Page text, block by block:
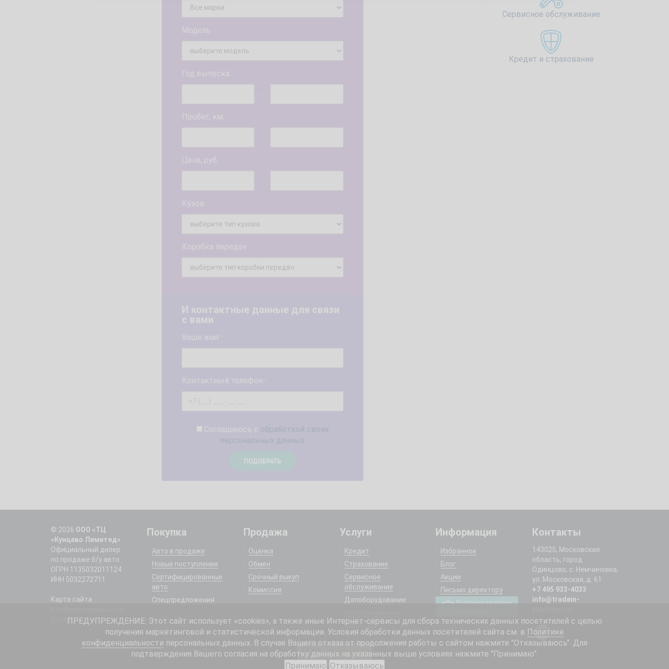
Сервисное обслуживание
Кредит и страхование
Модель
Год выпуска
...
Пробег, км.
...
Цена, руб.
...
Кузов
Коробка передач
И контактные данные для связи
с вами
Ваше имя
Контактный телефон
Соглашаюсь с обработкой своих
персональных данных
© 2026 ООО «ТЦ
«Кунцево Лимитед»
Официальный дилер
по продаже б/у авто
ОГРН 1135032011124
ИНН 5032272711
Карта сайта
Cookie
Покупка
Авто в продаже
Новые поступления
Сертифицированные
авто
Спецпредложения
Продажа
Оценка
Обмен
Срочный выкуп
Комиссия
Услуги
Кредит
Страхование
Сервисное
обслуживание
Допоборудование
клиентам
Информация
Избранное
Блог
Акции
Письмо директору
Подписка на новые
Контакты
143025, Московская
область, город
Одинцово, с. Немчиновка,
ул. Московская, д. 61
+7 495 933-4033
info@tradein-
ПРЕДУПРЕЖДЕНИЕ: Этот сайт использует «cookies», а также иные Интернет-сервисы для сбора технических данных посетителей с целью
получения маркетинговой и статистической информации. Условия обработки данных посетителей сайта см. в Политике
конфиденциальности персональных данных. В случае Вашего отказа от продолжения работы с сайтом нажмите "Отказываюсь". Для
подтверждения Вашего согласия на обработку данных на указанных выше условиях нажмите "Принимаю".
Принимаю Отказываюсь